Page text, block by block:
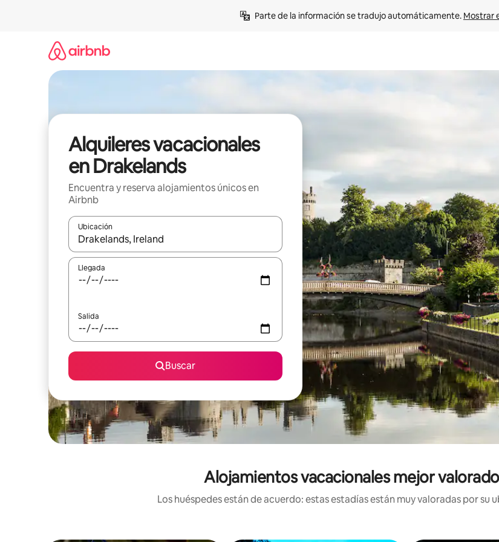
Parte de la información se tradujo automáticamente. Mostrar
Alquileres vacacionales
en Drakelands
Encuentra y reserva alojamientos únicos en
Airbnb
Ubicación
Cuando los resultados estén disponibles, navega con las teclas de flecha hacia arriba y hacia abajo o
Llegada
Salida
Buscar
Alojamientos vacacionales mejor
Los huéspedes están de acuerdo: estas estadías están muy valoradas por